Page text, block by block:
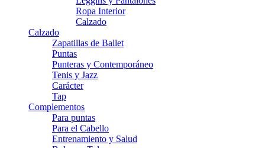
Ropa Interior
Calzado
Calzado
Zapatillas de Ballet
Puntas
Punteras y Contemporáneo
Tenis y Jazz
Carácter
Tap
Complementos
Para puntas
Para el Cabello
Entrenamiento y Salud